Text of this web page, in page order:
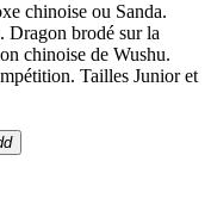
chinoise ou Sanda.
Dragon brodé sur la
chinoise de Wushu.
Tailles Junior et